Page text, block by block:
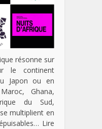
résonne sur
le continent
Japon ou en
Ghana,
du Sud,
multiplient en
Lire